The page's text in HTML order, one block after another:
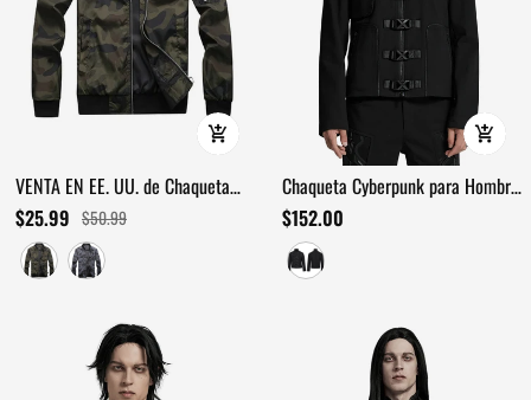
VENTA EN EE. UU. de Chaqueta
Bomber para Hombre con Bolsillos
/ Chaqueta Militar de Camuflaje
con Cremallera
$25.99 $50.99
Chaqueta Cyberpunk para Hombre
con Hebillas y Detalles de
Remaches
$152.00